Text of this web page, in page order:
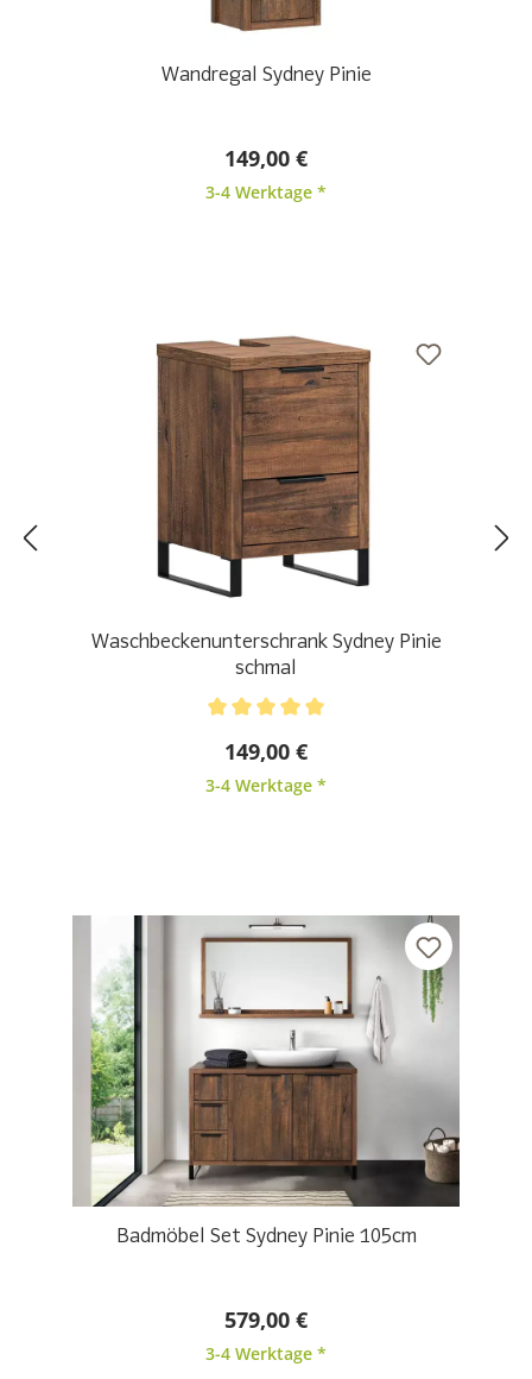
Wandregal Sydney Pinie
149,00 €
3-4 Werktage *
Waschbeckenunterschrank Sydney Pinie
schmal
149,00 €
3-4 Werktage *
Badmöbel Set Sydney Pinie 105cm
579,00 €
3-4 Werktage *